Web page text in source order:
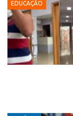
EDUCAÇÃO